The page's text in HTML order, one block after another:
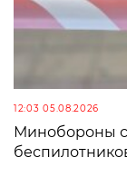
12:03 05.08.2026
Минобороны